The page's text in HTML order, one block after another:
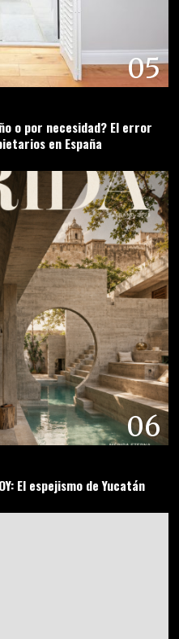
05
o por necesidad? El error
en España
06
El espejismo de Yucatán